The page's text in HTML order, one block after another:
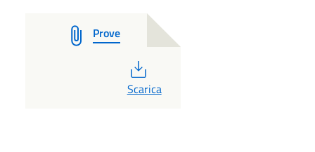
Prove
PDF
Scarica